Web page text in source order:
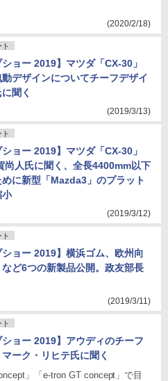
(2020/2/18)
ショー 2019】マツダ「CX-30」
デザインについてチーフデザイ
聞く
(2019/3/13)
ショー 2019】マツダ「CX-30」
尚人氏に聞く、全長4400mm以下
に新型「Mazda3」のプラット
小
(2019/3/12)
ショー 2019】横浜ゴム、欧州向
ど6つの新製品公開。政友部長
(2019/3/11)
ショー 2019】アウディのチーフ
ーク・リヒテ氏に聞く
」「e-tron GT concept」で目